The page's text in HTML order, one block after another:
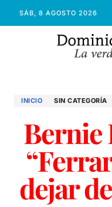
SÁB, 8 AGOSTO 2026
INICIO SIN CATEGORÍA
Bernie
dejar